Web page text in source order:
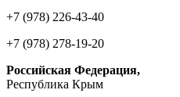
+7 (978) 226-43-40
+7 (978) 278-19-20
Российская Федерация,
Республика Крым